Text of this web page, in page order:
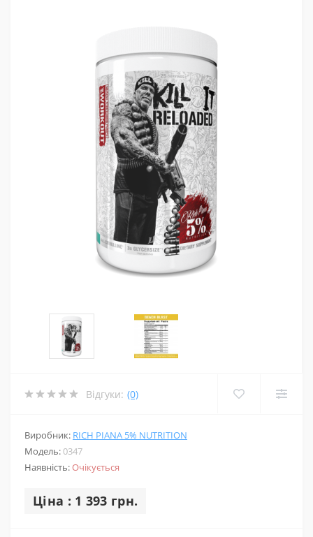
Відгуки: (0)
Виробник: RICH PIANA 5% NUTRITION
Модель:0347
Наявність:Очікується
Ціна : 1 393 грн.